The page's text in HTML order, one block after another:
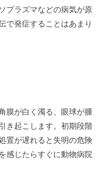
プラズマなどの病気が原
で発症することはあまり
膜が白く濁る、眼球が腫
き起こします。初期段階
置が遅れると失明の危険
感じたらすぐに動物病院